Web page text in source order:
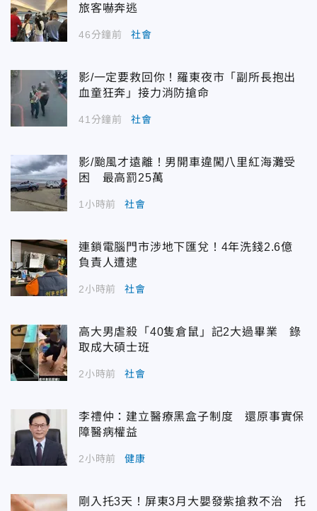
旅客嚇奔逃
46分鐘前 社會
影/一定要救回你！羅東夜市「副所長抱出
血童狂奔」接力消防搶命
41分鐘前 社會
影/颱風才遠離！男開車違闖八里紅海灘受
困 最高罰25萬
1小時前 社會
連鎖電腦門市涉地下匯兌！4年洗錢2.6億
負責人遭逮
2小時前 社會
高大男虐殺「40隻倉鼠」記2大過畢業 錄
取成大碩士班
2小時前 社會
李禮仲：建立醫療黑盒子制度 還原事實保
障醫病權益
2小時前 健康
剛入托3天！屏東3月大嬰發紫搶救不治 托